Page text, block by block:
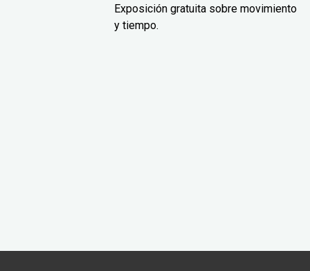
Exposición gratuita sobre movimiento
y tiempo.